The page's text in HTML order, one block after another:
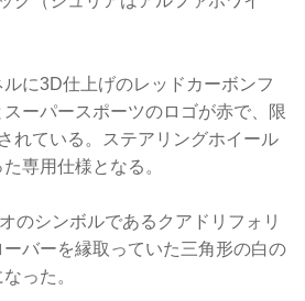
に3D仕上げのレッドカーボンフ
ーパースポーツのロゴが赤で、限
れている。ステアリングホイール
専用仕様となる。
のシンボルであるクアドリフォリ
バーを縁取っていた三角形の白の
った。